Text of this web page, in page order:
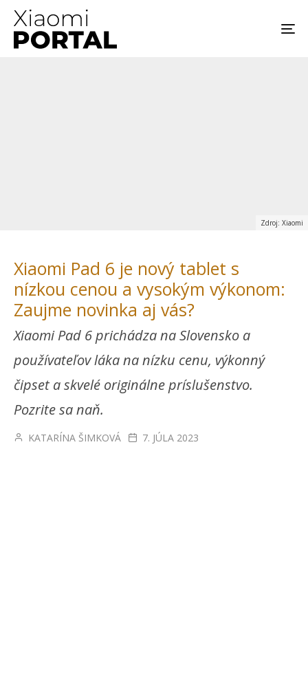
Zdroj: Xiaomi
Xiaomi Pad 6 je nový tablet s
nízkou cenou a vysokým výkonom:
Zaujme novinka aj vás?
Xiaomi Pad 6 prichádza na Slovensko a
používateľov láka na nízku cenu, výkonný
čipset a skvelé originálne príslušenstvo.
Pozrite sa naň.
KATARÍNA ŠIMKOVÁ 7. JÚLA 2023